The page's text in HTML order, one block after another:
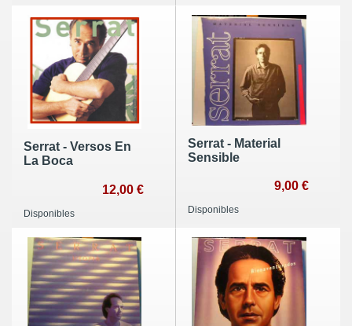
Serrat - Versos En
La Boca
12,00 €
Disponibles
Serrat - Material
Sensible
9,00 €
Disponibles